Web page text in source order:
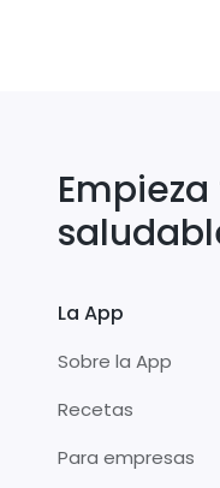
La App
Sobre la App
Recetas
Para empresas